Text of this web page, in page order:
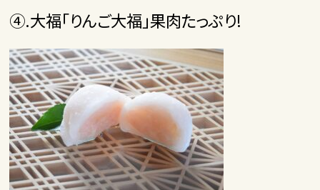
④.大福「りんご大福」果肉たっぷり!